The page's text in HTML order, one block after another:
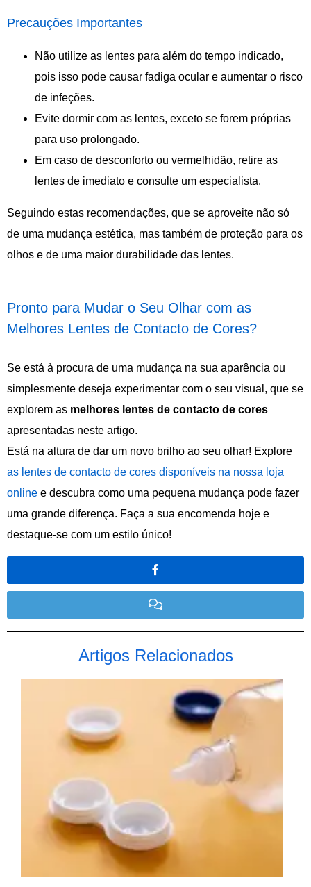
Precauções Importantes
Não utilize as lentes para além do tempo indicado,
pois isso pode causar fadiga ocular e aumentar o risco
de infeções.
Evite dormir com as lentes, exceto se forem próprias
para uso prolongado.
Em caso de desconforto ou vermelhidão, retire as
lentes de imediato e consulte um especialista.
Seguindo estas recomendações, que se aproveite não só
de uma mudança estética, mas também de proteção para os
olhos e de uma maior durabilidade das lentes.
Pronto para Mudar o Seu Olhar com as
Melhores Lentes de Contacto de Cores?
Se está à procura de uma mudança na sua aparência ou
simplesmente deseja experimentar com o seu visual, que se
explorem as melhores lentes de contacto de cores
apresentadas neste artigo.
Está na altura de dar um novo brilho ao seu olhar! Explore
as lentes de contacto de cores disponíveis na nossa loja
online e descubra como uma pequena mudança pode fazer
uma grande diferença. Faça a sua encomenda hoje e
destaque-se com um estilo único!
Artigos Relacionados